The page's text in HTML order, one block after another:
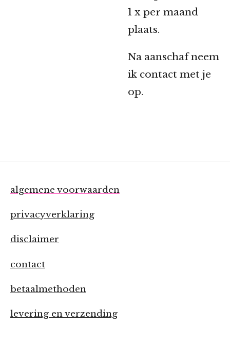
1 x per maand
plaats.
Na aanschaf neem
ik contact met je
op.
algemene voorwaarden
privacyverklaring
disclaimer
contact
betaalmethoden
levering en verzending